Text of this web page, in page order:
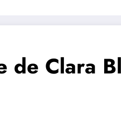
de Clara